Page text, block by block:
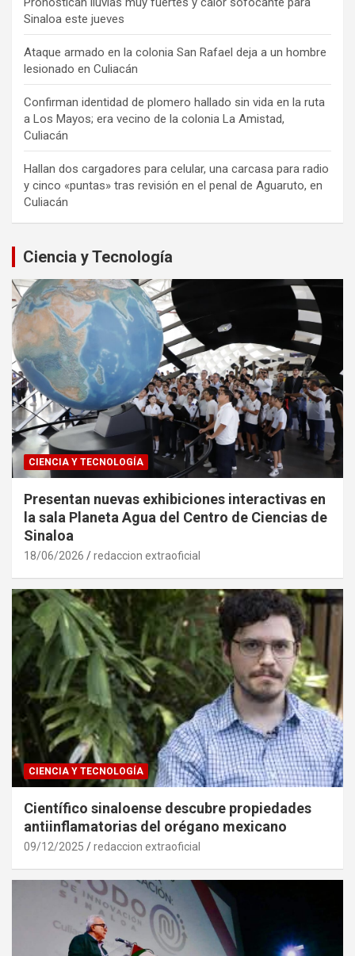
Sinaloa este jueves
Ataque armado en la colonia San Rafael deja a un hombre
lesionado en Culiacán
Confirman identidad de plomero hallado sin vida en la ruta
a Los Mayos; era vecino de la colonia La Amistad,
Culiacán
Hallan dos cargadores para celular, una carcasa para radio
y cinco «puntas» tras revisión en el penal de Aguaruto, en
Culiacán
Ciencia y Tecnología
CIENCIA Y TECNOLOGÍA
Presentan nuevas exhibiciones interactivas en
la sala Planeta Agua del Centro de Ciencias de
Sinaloa
18/06/2026 redaccion extraoficial
CIENCIA Y TECNOLOGÍA
Científico sinaloense descubre propiedades
antiinflamatorias del orégano mexicano
09/12/2025 redaccion extraoficial